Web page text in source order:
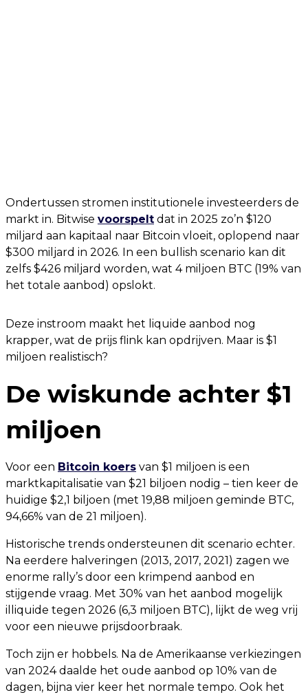
Ondertussen stromen institutionele investeerders de
markt in. Bitwise voorspelt dat in 2025 zo’n $120
miljard aan kapitaal naar Bitcoin vloeit, oplopend naar
$300 miljard in 2026. In een bullish scenario kan dit
zelfs $426 miljard worden, wat 4 miljoen BTC (19% van
het totale aanbod) opslokt.
Deze instroom maakt het liquide aanbod nog
krapper, wat de prijs flink kan opdrijven. Maar is $1
miljoen realistisch?
De wiskunde achter $1
miljoen
Voor een Bitcoin koers van $1 miljoen is een
marktkapitalisatie van $21 biljoen nodig – tien keer de
huidige $2,1 biljoen (met 19,88 miljoen geminde BTC,
94,66% van de 21 miljoen).
Historische trends ondersteunen dit scenario echter.
Na eerdere halveringen (2013, 2017, 2021) zagen we
enorme rally’s door een krimpend aanbod en
stijgende vraag. Met 30% van het aanbod mogelijk
illiquide tegen 2026 (6,3 miljoen BTC), lijkt de weg vrij
voor een nieuwe prijsdoorbraak.
Toch zijn er hobbels. Na de Amerikaanse verkiezingen
van 2024 daalde het oude aanbod op 10% van de
dagen, bijna vier keer het normale tempo. Ook het